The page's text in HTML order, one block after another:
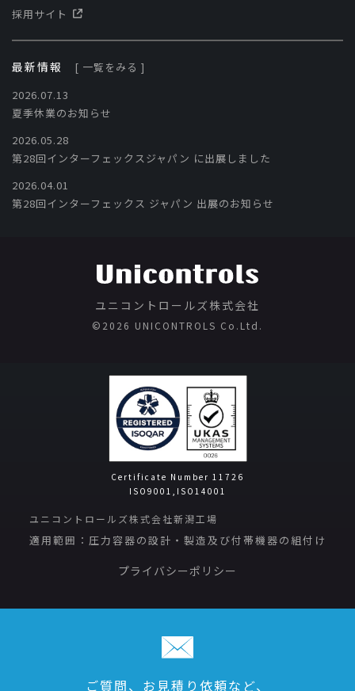
採用サイト
最新情報
[ 一覧をみる ]
2026.07.13
夏季休業のお知らせ
2026.05.28
第28回インターフェックスジャパン に出展しました
2026.04.01
第28回インターフェックス ジャパン 出展のお知らせ
ユニコントロールズ株式会社
©️2026 UNICONTROLS Co.Ltd.
Certificate Number 11726
ISO9001,ISO14001
ユニコントロールズ株式会社新潟工場
適用範囲：圧力容器の設計・製造及び付帯機器の組付け
プライバシーポリシー
ご質問、お見積り依頼など、